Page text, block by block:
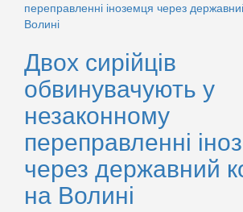
Двох сирійців
обвинувачують у
незаконному
переправленні
через державний
на Волині